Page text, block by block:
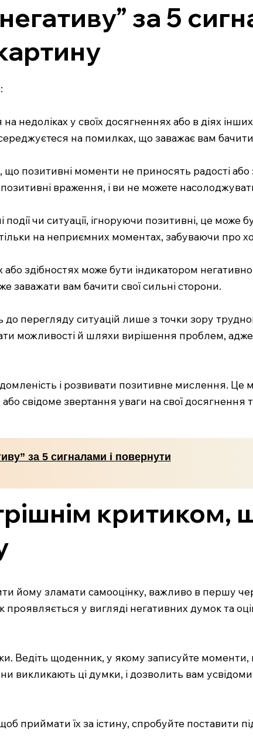
за 5
недоліках у своїх досягненнях або в діях
на помилках, що заважає вам
позитивні моменти не приносять радості або
враження, і ви не можете
чи ситуації, ігноруючи позитивні, це може
на неприємних моментах, забуваючи про
здібностях може бути індикатором
заважати вам бачити свої сильні сторони.
перегляду ситуацій лише з точки зору
можливості й шляхи вирішення проблем,
і розвивати позитивне мислення.
свідоме звертання уваги на свої досягнення
за 5 сигналами і повернути
критиком,
йому зламати самооцінку, важливо в першу
у вигляді негативних думок та
Ведіть щоденник, у якому записуйте моменти,
викликають ці думки, і дозволить вам
приймати їх за істину, спробуйте поставити